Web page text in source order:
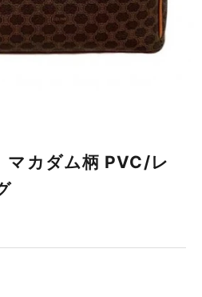
マカダム柄 PVC/レ